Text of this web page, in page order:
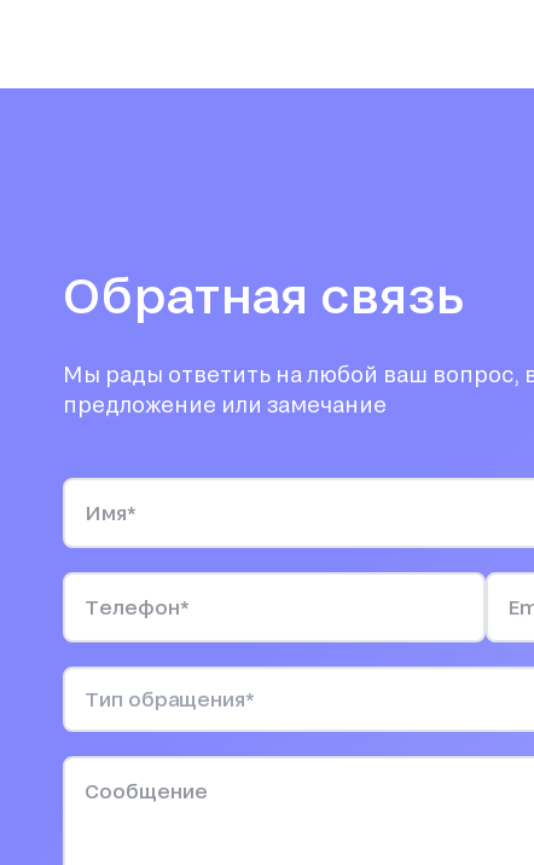
Обратная связь
Мы рады ответить на любой ваш вопрос,
предложение или замечание